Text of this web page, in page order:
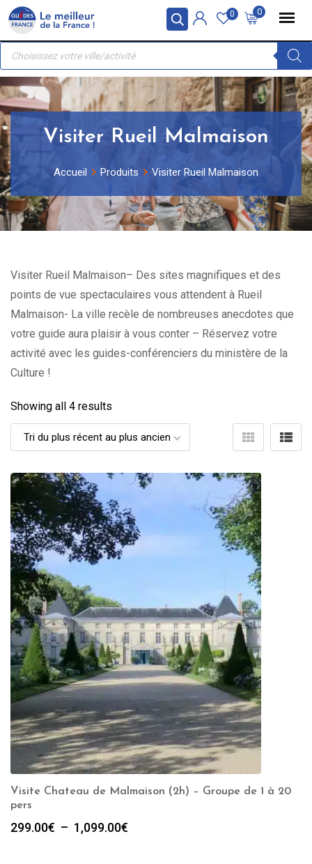
Panneau de gestion des cookies
Skip
content
0
0
Recherche
produits
Visiter Rueil Malmaison
Accueil Produits Visiter Rueil Malmaison
Visiter Rueil Malmaison– Des sites magnifiques et des
points de vue spectaculaires vous attendent à Rueil
Malmaison- La ville recèle de nombreuses anecdotes que
votre guide aura plaisir à vous conter – Réservez votre
activité avec les guides-conférenciers du ministère de la
Culture !
Showing all 4 results
Visite Chateau de Malmaison (2h) – Groupe de 1 à 20
pers
299.00€ – 1,099.00€